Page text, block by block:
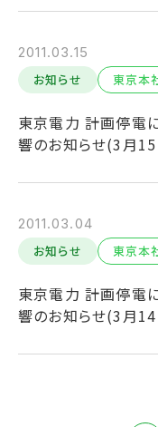
2011.03.15
お知らせ
東京本
東京電力 計画停電
響のお知らせ(3月
2011.03.04
お知らせ
東京本
東京電力 計画停電
響のお知らせ(3月